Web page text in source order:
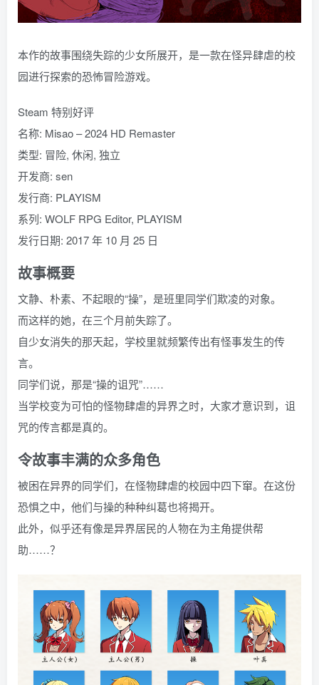
本作的故事围绕失踪的少女所展开，是一款在怪异肆虐的校
园进行探索的恐怖冒险游戏。
Steam 特别好评
名称: Misao – 2024 HD Remaster
类型: 冒险, 休闲, 独立
开发商: sen
发行商: PLAYISM
系列: WOLF RPG Editor, PLAYISM
发行日期: 2017 年 10 月 25 日
故事概要
文静、朴素、不起眼的“操”，是班里同学们欺凌的对象。
而这样的她，在三个月前失踪了。
自少女消失的那天起，学校里就频繁传出有怪事发生的传
言。
同学们说，那是“操的诅咒”……
当学校变为可怕的怪物肆虐的异界之时，大家才意识到，诅
咒的传言都是真的。
令故事丰满的众多角色
被困在异界的同学们，在怪物肆虐的校园中四下窜。在这份
恐惧之中，他们与操的种种纠葛也将揭开。
此外，似乎还有像是异界居民的人物在为主角提供帮
助……？